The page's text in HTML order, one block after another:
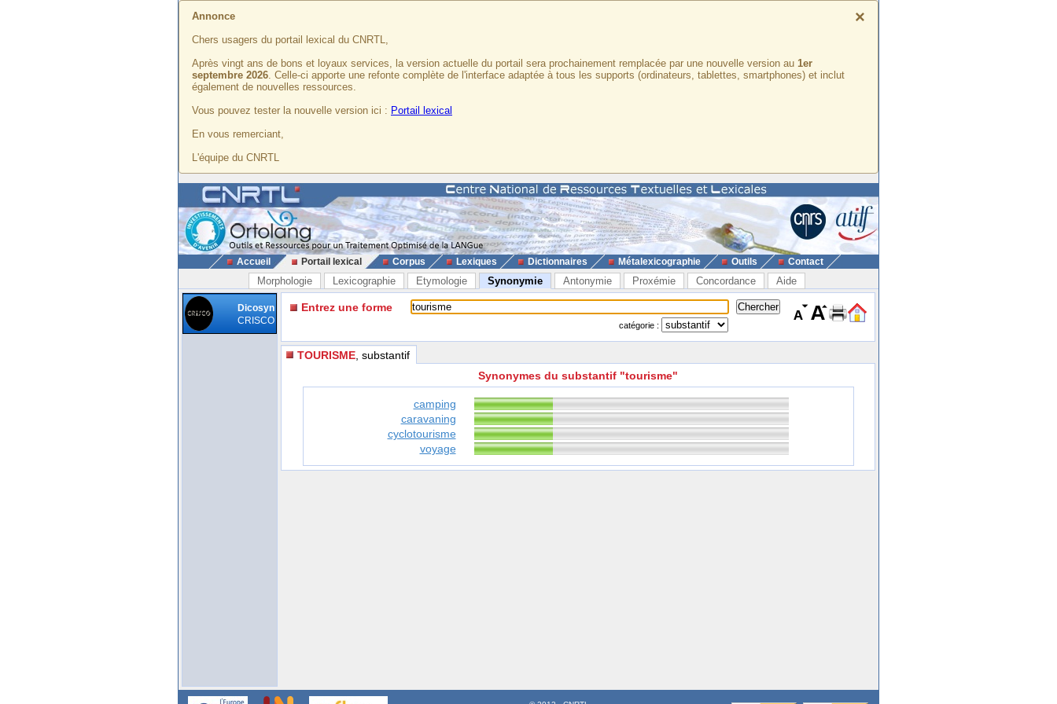
×
Annonce
Chers usagers du portail lexical du CNRTL,
Après vingt ans de bons et loyaux services, la version actuelle du portail sera prochainement remplacée par une nouvelle version au 1er
septembre 2026. Celle-ci apporte une refonte complète de l'interface adaptée à tous les supports (ordinateurs, tablettes, smartphones) et inclut
également de nouvelles ressources.
Vous pouvez tester la nouvelle version ici : Portail lexical
En vous remerciant,
L'équipe du CNRTL
Accueil Portail lexical Corpus Lexiques Dictionnaires Métalexicographie Outils Contact
Morphologie Lexicographie Etymologie Synonymie Antonymie Proxémie Concordance Aide
Dicosyn
CRISCO
Entrez une forme
catégorie :
TOURISME , substantif
Synonymes du substantif "tourisme"
camping
caravaning
cyclotourisme
voyage